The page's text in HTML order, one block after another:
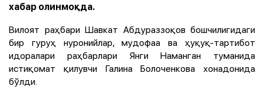
хабар олинмоқда.
Вилоят раҳбари Шавкат Абдураззоқов бошчилигидаги
бир гуруҳ нуронийлар, мудофаа ва ҳуқуқ-тартибот
идоралари раҳбарлари Янги Наманган туманида
истиқомат қилувчи Галина Болоченкова хонадонида
бўлди.